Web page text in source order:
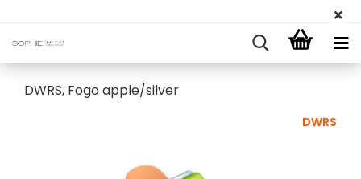
DWRS, Fogo apple/silver
DWRS